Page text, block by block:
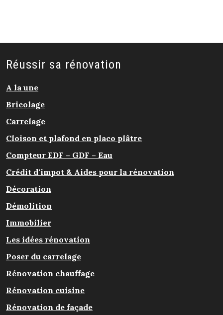
Réussir sa rénovation
A la une
Bricolage
Carrelage
Cloison et plafond en placo plâtre
Compteur EDF – GDF – Eau
Crédit d'impot & Aides pour la rénovation
Décoration
Démolition
Immobilier
Les idées rénovation
Poser du carrelage
Rénovation chauffage
Rénovation cuisine
Rénovation de façade